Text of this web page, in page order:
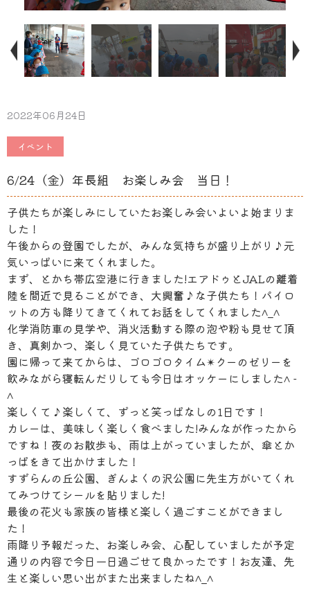
2022年06月24日
イベント
6/24（金）年長組 お楽しみ会 当日！
子供たちが楽しみにしていたお楽しみ会いよいよ始まりま
した！
午後からの登園でしたが、みんな気持ちが盛り上がり♪元
気いっぱいに来てくれました。
まず、とかち帯広空港に行きました!エアドゥとJALの離着
陸を間近で見ることができ、大興奮♪な子供たち！パイロ
ットの方も降りてきてくれてお話をしてくれました^_^
化学消防車の見学や、消火活動する際の泡や粉も見せて頂
き、真剣かつ、楽しく見ていた子供たちです。
園に帰って来てからは、ゴロゴロタイム✴︎クーのゼリーを
飲みながら寝転んだりしても今日はオッケーにしました^ -
^
楽しくて♪楽しくて、ずっと笑っぱなしの1日です！
カレーは、美味しく楽しく食べました!みんなが作ったから
ですね！夜のお散歩も、雨は上がっていましたが、傘とか
っぱをきて出かけました！
すずらんの丘公園、ぎんよくの沢公園に先生方がいてくれ
てみつけてシールを貼りました!
最後の花火も家族の皆様と楽しく過ごすことができまし
た！
雨降り予報だった、お楽しみ会、心配していましたが予定
通りの内容で今日一日過ごせて良かったです！お友達、先
生と楽しい思い出がまた出来ましたね^_^